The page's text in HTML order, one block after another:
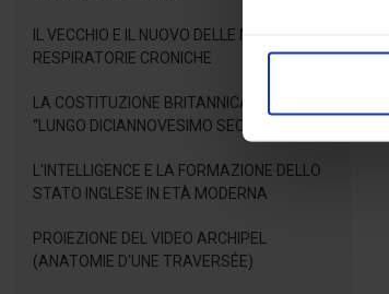
IL VECCHIO E IL NUOVO DELLE MALATTIE
RESPIRATORIE CRONICHE
LA COSTITUZIONE BRITANNICA NEL
“LUNGO DICIANNOVESIMO SECOLO”
L'INTELLIGENCE E LA FORMAZIONE DELLO
STATO INGLESE IN ETÀ MODERNA
PROIEZIONE DEL VIDEO ARCHIPEL
(ANATOMIE D'UNE TRAVERSÉE)